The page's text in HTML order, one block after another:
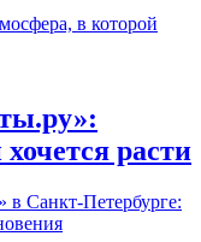
расти